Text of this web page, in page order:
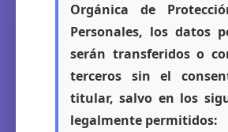
Orgánica de
Personales, los datos
serán transferidos o
terceros sin el
titular, salvo en los
legalmente permitidos: